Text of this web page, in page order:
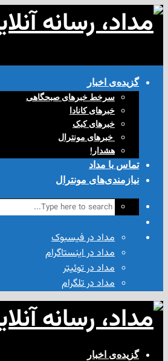
گزیده‌ی‌ اخبار
سرخط خبرهای صبحگاهی
خبرهای کانادا
خبرهای کبک
‌ خبرهای مونترال
هشدار!
تماس با مداد
نیازمندی‌های مونترال
مداد در فیسبوک
مداد در اینستاگرام
مداد در توئیتر
مداد در تلگرام
گزیده‌ی‌ اخبار